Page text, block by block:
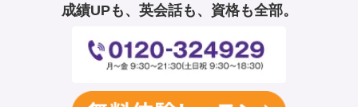
成績UPも、英会話も、資格も全部。